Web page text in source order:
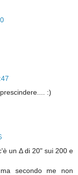
:)
un Δ di 20" sui 200 e
secondo me non